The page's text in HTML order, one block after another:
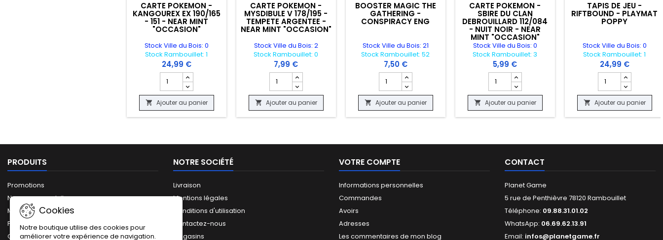
CARTE POKEMON -
KANGOUREX EX 190/165
- 151 - NEAR MINT
"OCCASION"
Stock Ville du Bois: 0
Stock Rambouillet: 1
24,99 €
Champ quantité du produit CARTE POKEMON - KANGOUREX EX 190/165 - 151 - NEAR MINT "OCCASION"
 Ajouter au panier
CARTE POKEMON -
MYSDIBULE V 178/195 -
TEMPETE ARGENTEE -
NEAR MINT "OCCASION"
Stock Ville du Bois: 2
Stock Rambouillet: 0
7,99 €
Champ quantité du produit CARTE POKEMON - MYSDIBULE V 178/195 - TEMPETE ARGENTEE - NEAR MINT "OCCASION"
 Ajouter au panier
BOOSTER MAGIC THE
GATHERING -
CONSPIRACY ENG
Stock Ville du Bois: 21
Stock Rambouillet: 52
7,50 €
Champ quantité du produit BOOSTER MAGIC THE GATHERING - CONSPIRACY ENG
 Ajouter au panier
CARTE POKEMON -
SBIRE DU CLAN
DEBROUILLARD 112/084
- NUIT NOIR - NEAR
MINT "OCCASION"
Stock Ville du Bois: 0
Stock Rambouillet: 3
5,99 €
Champ quantité du produit CARTE POKEMON - SBIRE
 Ajouter au panier
TAPIS DE JEU -
RIFTBOUND - PLAYMAT
POPPY
Stock Ville du Bois: 0
Stock Rambouillet: 1
24,99 €
Champ quantité du
 Ajouter au panier
PRODUITS
Promotions
Nouveaux produits
Meilleures ventes
Plan du site
Catalogue complet
NOTRE SOCIÉTÉ
Livraison
Mentions légales
Conditions d'utilisation
Contactez-nous
Magasins
VOTRE COMPTE
Informations personnelles
Commandes
Avoirs
Adresses
Les commentaires de mon blog
CONTACT
Planet Game
5 rue de Penthièvre 78120 Rambouillet
Téléphone: 09.88.31.01.02
WhatsApp: 06.69.62.13.91
Email: infos@planetgame.fr
Cookies
Notre boutique utilise des cookies pour
améliorer votre expérience de navigation.